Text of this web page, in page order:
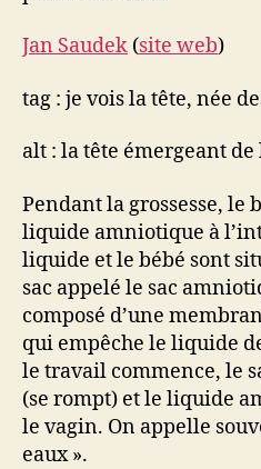
Jan Saudek (site web)
tag : je vois la tête, née
alt : la tête émergeant de
Pendant la grossesse, le
liquide amniotique à
liquide et le bébé sont
sac appelé le sac
composé d’une
qui empêche le liquide
le travail commence, le
(se rompt) et le liquide
le vagin. On appelle
eaux ».